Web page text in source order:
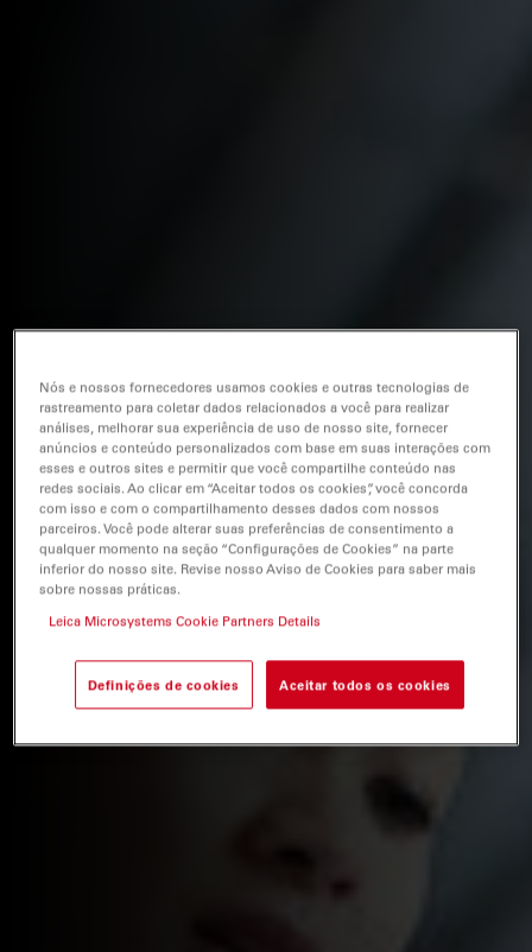
Nós e nossos fornecedores usamos cookies e outras tecnologias de
rastreamento para coletar dados relacionados a você para realizar
análises, melhorar sua experiência de uso de nosso site, fornecer
anúncios e conteúdo personalizados com base em suas interações com
esses e outros sites e permitir que você compartilhe conteúdo nas
redes sociais. Ao clicar em “Aceitar todos os cookies”, você concorda
com isso e com o compartilhamento desses dados com nossos
parceiros. Você pode alterar suas preferências de consentimento a
qualquer momento na seção “Configurações de Cookies” na parte
inferior do nosso site. Revise nosso Aviso de Cookies para saber mais
sobre nossas práticas.
Leica Microsystems Cookie Partners Details
Definições de cookies Aceitar todos os cookies